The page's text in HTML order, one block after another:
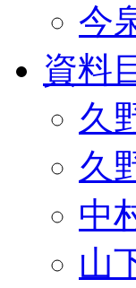
今
資料
久
久
中
山